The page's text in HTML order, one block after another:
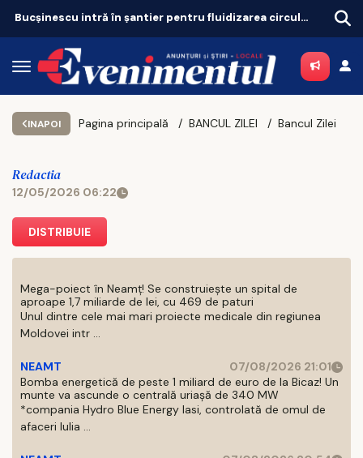
Bucșinescu intră în șantier pentru fluidizarea circulației
INAPOI Pagina principală BANCUL ZILEI Bancul Zilei
Redactia
12/05/2026 06:22
DISTRIBUIE
Mega-poiect în Neamț! Se construiește un spital de
aproape 1,7 miliarde de lei, cu 469 de paturi
Unul dintre cele mai mari proiecte medicale din regiunea
Moldovei intr ...
NEAMT
07/08/2026 21:01
Bomba energetică de peste 1 miliard de euro de la Bicaz! Un
munte va ascunde o centrală uriașă de 340 MW
*compania Hydro Blue Energy Iasi, controlată de omul de
afaceri Iulia ...